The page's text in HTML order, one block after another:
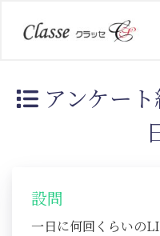
アンケー
設問
一日に何回くらいの